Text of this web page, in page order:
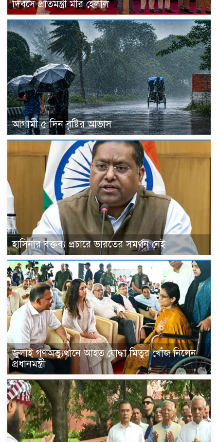
দিবসে প্রতিমন্ত্রী মীর হেলাল
আগামী ৫ দিন বৃষ্টির আভাস
হাসিনার বক্তব্য প্রচারে ভারতের সমর্থন নেই
জুলাই গণঅভ্যুত্থানে আহত যোদ্ধা মিতুর খোঁজ নিলেন
প্রধানমন্ত্রী